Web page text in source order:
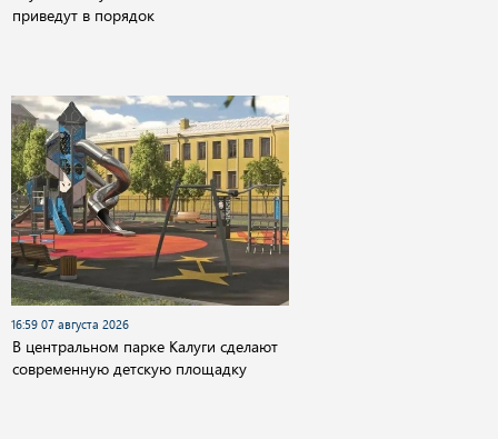
приведут в порядок
16:59 07 августа 2026
В центральном парке Калуги сделают
современную детскую площадку